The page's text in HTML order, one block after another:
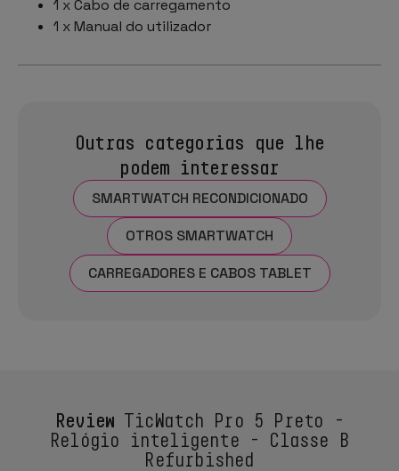
1 x Cabo de carregamento
1 x Manual do utilizador
Outras categorias que lhe
podem interessar
SMARTWATCH RECONDICIONADO
OTROS SMARTWATCH
CARREGADORES E CABOS TABLET
Review TicWatch Pro 5 Preto -
Relógio inteligente - Classe B
Refurbished